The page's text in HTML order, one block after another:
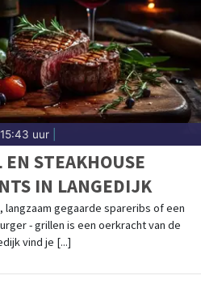
uur
EN STEAKHOUSE
IN LANGEDIJK
langzaam gegaarde spareribs of een
- grillen is een oerkracht van de
vind je [...]